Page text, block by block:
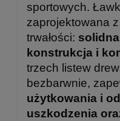
sportowych.
zaprojektowana
trwałości:
konstrukcja i
trzech listew
bezbarwnie,
użytkowania i
uszkodzenia